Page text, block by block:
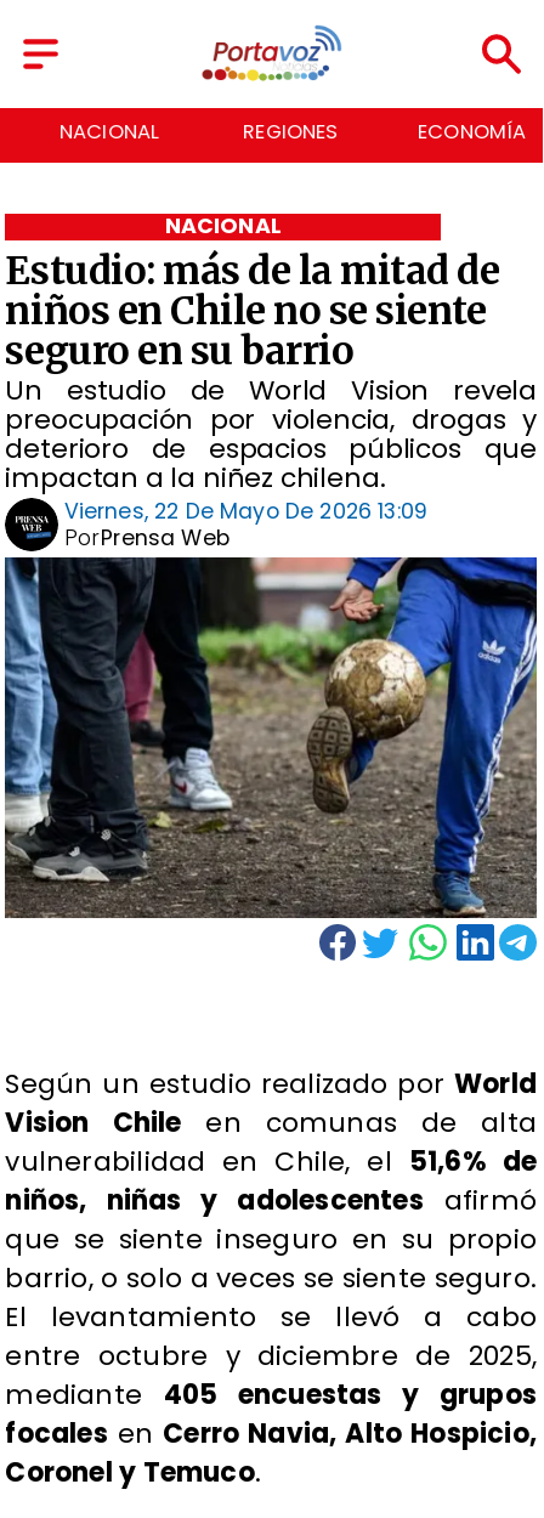
NACIONAL REGIONES ECONOMÍA
Estudio: más de la mitad de
niños en Chile no se siente
seguro en su barrio
Un estudio de World Vision revela
preocupación por violencia, drogas y
deterioro de espacios públicos que
impactan a la niñez chilena.
NACIONAL
Viernes, 22 De Mayo De 2026 13:09
Prensa Web
Por
Según un estudio realizado por World
Vision Chile en comunas de alta
vulnerabilidad en Chile, el 51,6% de
niños, niñas y adolescentes afirmó
que se siente inseguro en su propio
barrio, o solo a veces se siente seguro.
El levantamiento se llevó a cabo
entre octubre y diciembre de 2025,
mediante 405 encuestas y grupos
focales en Cerro Navia, Alto Hospicio,
Coronel y Temuco.